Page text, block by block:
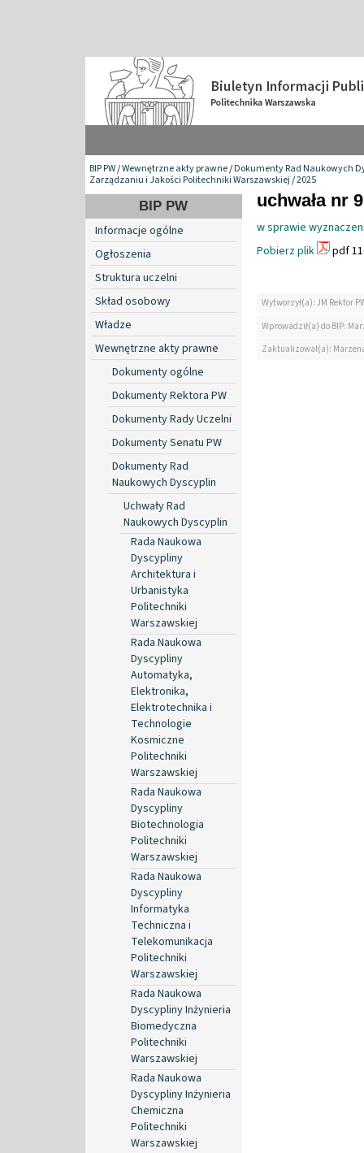
BIP PW/Wewnętrzne akty prawne/Dokumenty Rad Naukowych
Zarządzaniu i Jakości Politechniki Warszawskiej/2025
BIP PW
Informacje ogólne
Ogłoszenia
Struktura uczelni
Skład osobowy
Władze
Wewnętrzne akty prawne
Dokumenty ogólne
Dokumenty Rektora PW
Dokumenty Rady Uczelni
Dokumenty Senatu PW
Dokumenty Rad
Naukowych Dyscyplin
Uchwały Rad
Naukowych Dyscyplin
Rada Naukowa
Dyscypliny
Architektura i
Urbanistyka
Politechniki
Warszawskiej
Rada Naukowa
Dyscypliny
Automatyka,
Elektronika,
Elektrotechnika i
Technologie
Kosmiczne
Politechniki
Warszawskiej
Rada Naukowa
Dyscypliny
Biotechnologia
Politechniki
Warszawskiej
Rada Naukowa
Dyscypliny
Informatyka
Techniczna i
Telekomunikacja
Politechniki
Warszawskiej
Rada Naukowa
Dyscypliny Inżynieria
Biomedyczna
Politechniki
Warszawskiej
Rada Naukowa
Dyscypliny Inżynieria
Chemiczna
Politechniki
Warszawskiej
uchwała nr
w sprawie
Pobierz plik
pdf
Wytworzył(a): JM Rektor
Wprowadził(a) do BIP:
Zaktualizował(a):